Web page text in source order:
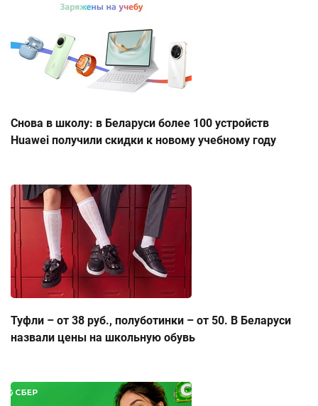
Снова в школу: в Беларуси более 100 устройств
Huawei получили скидки к новому учебному году
Туфли – от 38 руб., полуботинки – от 50. В Беларуси
назвали цены на школьную обувь